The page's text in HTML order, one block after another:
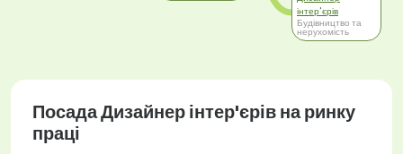
поліграфія та
друковані ЗМІ
інтер'єрів
Будівництво та
нерухомість
Посада Дизайнер інтер'єрів на ринку
праці